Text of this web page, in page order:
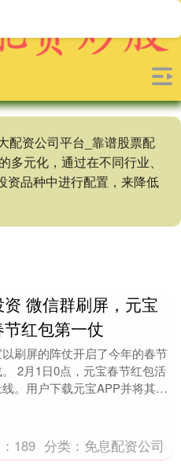
配资公司平台_靠谱股票配
多元化，通过在不同行业、
资品种中进行配置，来降低
微信群刷屏，元宝
红包第一仗
刷屏的阵仗开启了今年的春节
2月1日0点，元宝春节红包活
。用户下载元宝APP并将其更
189 分类： 免息配资公司